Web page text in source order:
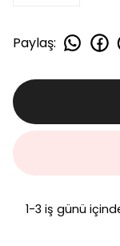
Paylaş:
1-3 iş günü